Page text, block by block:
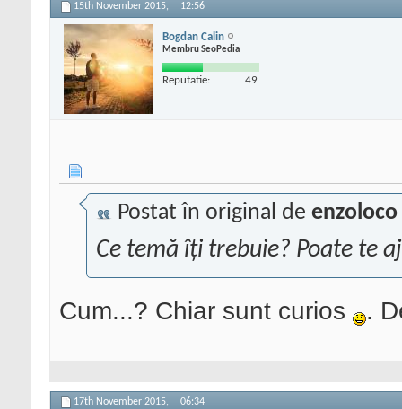
15th November 2015, 12:56
Bogdan Calin
Membru SeoPedia
Reputatie: 49
Postat în original de enzoloco
Ce temă îți trebuie? Poate te
Cum...? Chiar sunt curios .
17th November 2015, 06:34